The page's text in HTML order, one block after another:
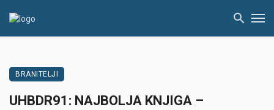
BRANITELJI
UHBDR91: NAJBOLJA KNJIGA –